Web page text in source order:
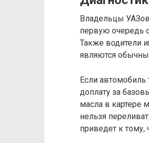
Владельцы
первую очередь
Также водители
являются
Если автомобиль
доплату за
масла в картере
нельзя
приведет к тому,